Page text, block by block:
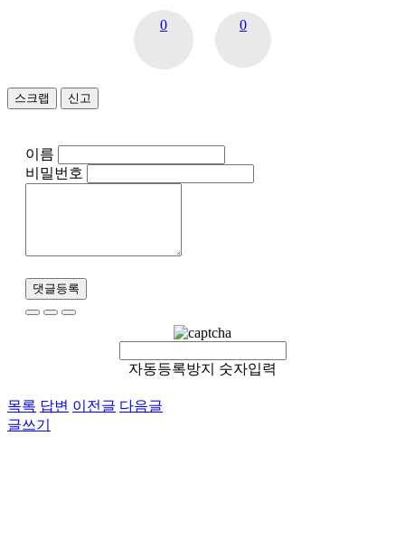
0 0
스크랩 신고
이름
비밀번호
댓글등록
자동등록방지 숫자입력
목록 답변 이전글 다음글
글쓰기